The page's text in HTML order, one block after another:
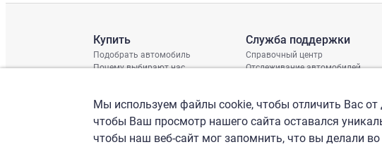
Купить
Подобрать автомобиль
Почему выбирают нас
Служба поддержки
Справочный центр
Отслеживание автомобилей
График доставки
Проверка шасси
Мы используем файлы cookie, чтобы отличить Вас от
чтобы Ваш просмотр нашего сайта оставался
чтобы наш веб-сайт мог запомнить, что вы делали